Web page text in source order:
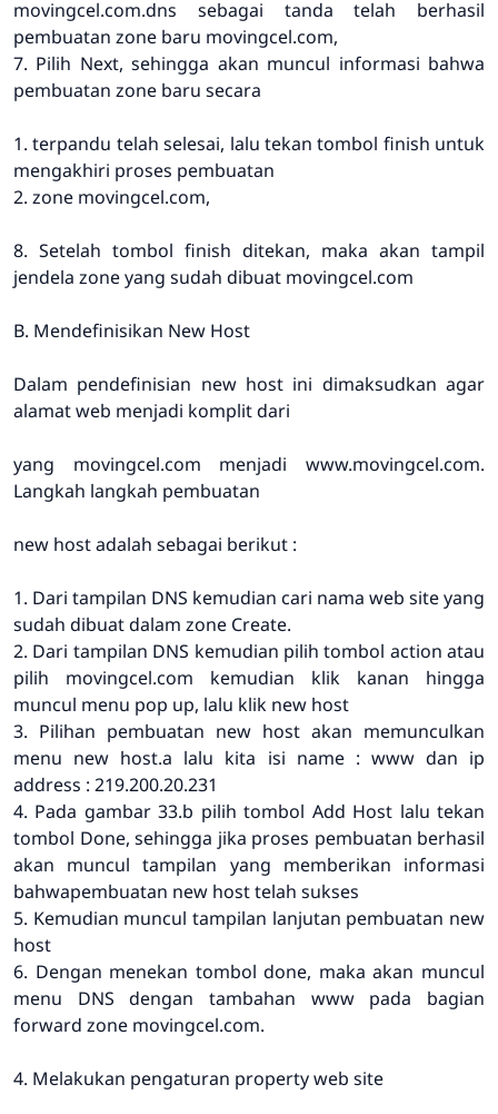
movingcel.com.dns sebagai tanda telah berhasil
pembuatan zone baru movingcel.com,
7. Pilih Next, sehingga akan muncul informasi bahwa
pembuatan zone baru secara
1. terpandu telah selesai, lalu tekan tombol finish untuk
mengakhiri proses pembuatan
2. zone movingcel.com,
8. Setelah tombol finish ditekan, maka akan tampil
jendela zone yang sudah dibuat movingcel.com
B. Mendefinisikan New Host
Dalam pendefinisian new host ini dimaksudkan agar
alamat web menjadi komplit dari
yang movingcel.com menjadi www.movingcel.com.
Langkah langkah pembuatan
new host adalah sebagai berikut :
1. Dari tampilan DNS kemudian cari nama web site yang
sudah dibuat dalam zone Create.
2. Dari tampilan DNS kemudian pilih tombol action atau
pilih movingcel.com kemudian klik kanan hingga
muncul menu pop up, lalu klik new host
3. Pilihan pembuatan new host akan memunculkan
menu new host.a lalu kita isi name : www dan ip
address : 219.200.20.231
4. Pada gambar 33.b pilih tombol Add Host lalu tekan
tombol Done, sehingga jika proses pembuatan berhasil
akan muncul tampilan yang memberikan informasi
bahwapembuatan new host telah sukses
5. Kemudian muncul tampilan lanjutan pembuatan new
host
6. Dengan menekan tombol done, maka akan muncul
menu DNS dengan tambahan www pada bagian
forward zone movingcel.com.
4. Melakukan pengaturan property web site